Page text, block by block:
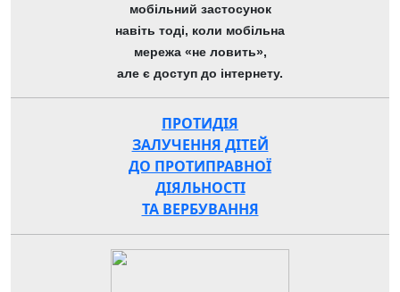
мобільний застосунок
навіть тоді, коли мобільна
мережа «не ловить»,
але є доступ до інтернету.
ПРОТИДІЯ
ЗАЛУЧЕННЯ ДІТЕЙ
ДО ПРОТИПРАВНОЇ
ДІЯЛЬНОСТІ
ТА ВЕРБУВАННЯ